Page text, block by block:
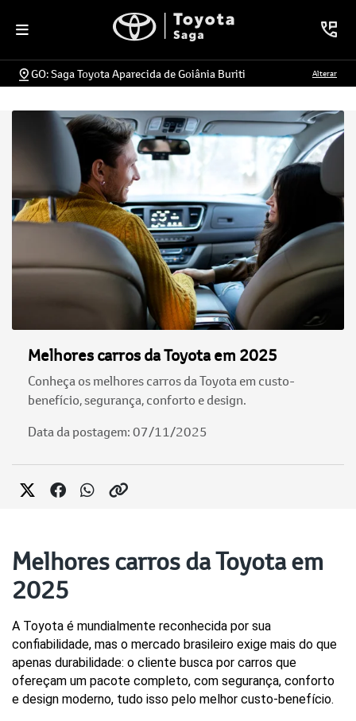
GO: Saga Toyota Aparecida de Goiânia Buriti Alterar
Melhores carros da Toyota em 2025
Conheça os melhores carros da Toyota em custo-
benefício, segurança, conforto e design.
Data da postagem: 07/11/2025
Melhores carros da Toyota em
2025
A Toyota é mundialmente reconhecida por sua
confiabilidade, mas o mercado brasileiro exige mais do que
apenas durabilidade: o cliente busca por carros que
ofereçam um pacote completo, com segurança, conforto
e design moderno, tudo isso pelo melhor custo-benefício.